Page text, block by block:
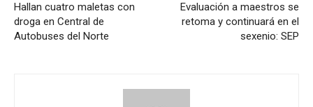
Hallan cuatro maletas con
droga en Central de
Autobuses del Norte
Evaluación a maestros se
retoma y continuará en el
sexenio: SEP